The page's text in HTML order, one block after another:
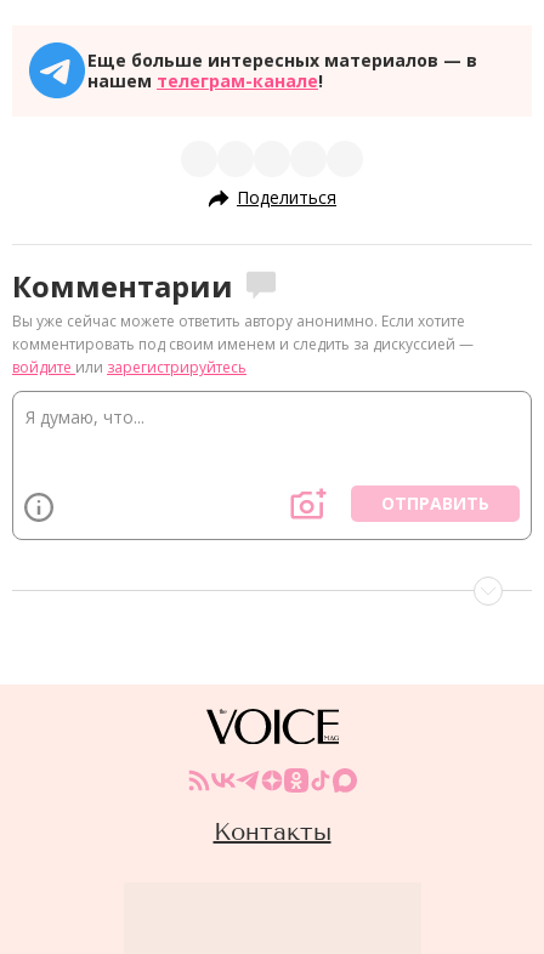
Еще больше интересных материалов — в
нашем телеграм-канале!
Поделиться
Комментарии
Вы уже сейчас можете ответить автору анонимно. Если хотите
комментировать под своим именем и следить за дискуссией —
войдите или зарегистрируйтесь
ОТПРАВИТЬ
Контакты